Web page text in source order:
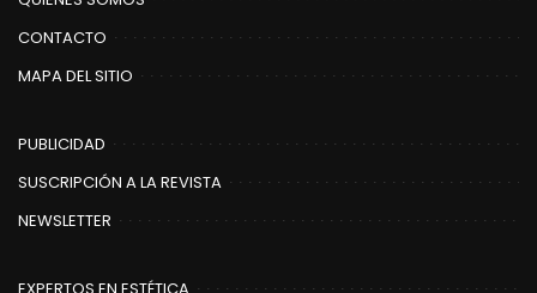
CONTACTO
MAPA DEL SITIO
PUBLICIDAD
SUSCRIPCIÓN A LA REVISTA
NEWSLETTER
EXPERTOS EN ESTÉTICA